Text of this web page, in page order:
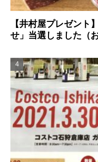
【井村屋プレゼント
せ」当選しました（お